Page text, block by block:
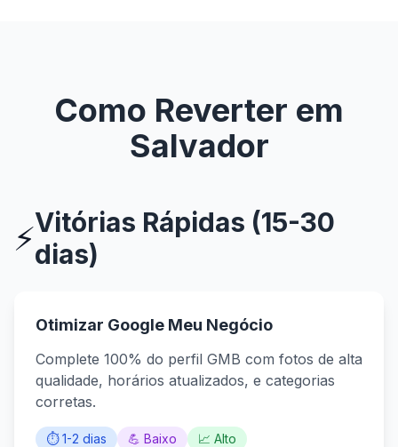
Como Reverter em
Salvador
⚡Vitórias Rápidas (15-30
dias)
Otimizar Google Meu Negócio
Complete 100% do perfil GMB com fotos de alta
qualidade, horários atualizados, e categorias
corretas.
⏱️ 1-2 dias 💪 Baixo 📈 Alto